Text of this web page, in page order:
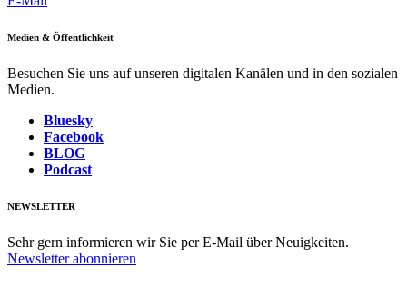
Medien & Öffentlichkeit
Besuchen Sie uns auf unseren digitalen Kanälen und in den sozialen
Medien.
Bluesky
Facebook
BLOG
Podcast
NEWSLETTER
Sehr gern informieren wir Sie per E-Mail über Neuigkeiten.
Newsletter abonnieren